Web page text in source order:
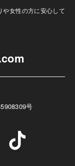
や女性の方に安心して
号